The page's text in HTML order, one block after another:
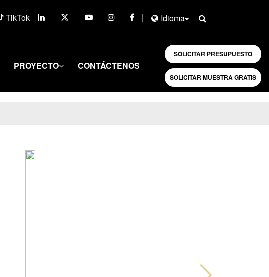
TikTok | Idioma
PROYECTO CONTÁCTENOS
SOLICITAR PRESUPUESTO
SOLICITAR MUESTRA GRATIS